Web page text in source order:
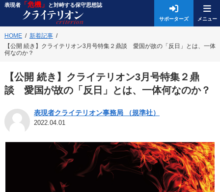
表現者「危機」 と対峙する保守思想誌
サポーターズ
HOME
新着記事
【公開 続き】クライテリオン3月号特集２鼎談 愛国が故の「反日」とは、一体
何なのか？
【公開 続き】クライテリオン3月号特集２鼎
談 愛国が故の「反日」とは、一体何なのか？
表現者クライテリオン事務局 （規準社）
2022.04.01